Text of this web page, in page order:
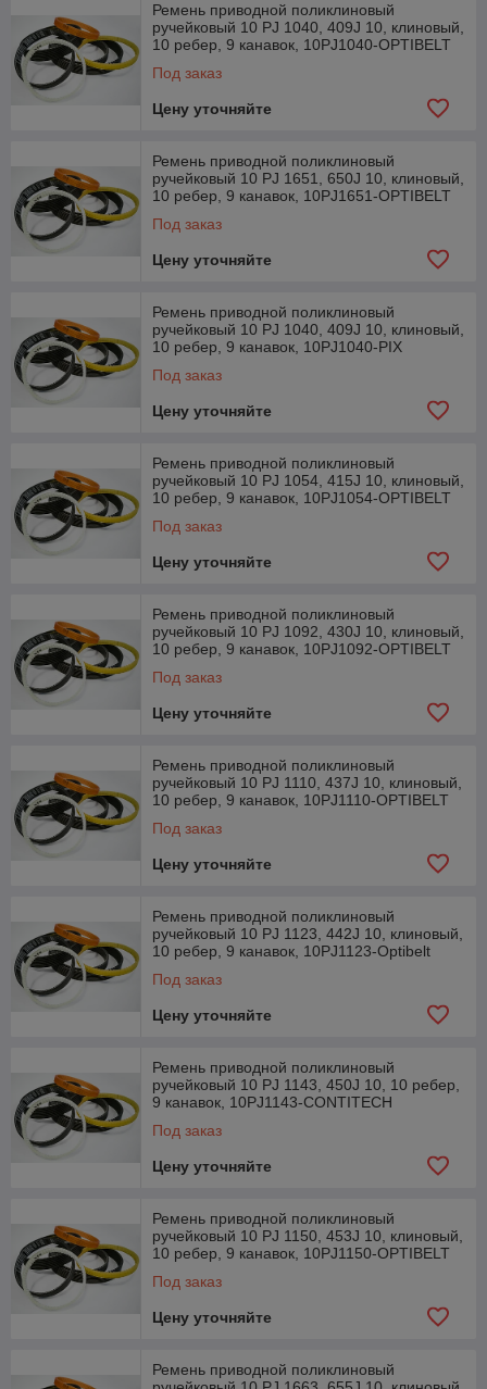
Ремень приводной поликлиновый
ручейковый 10 PJ 1040, 409J 10, клиновый,
10 ребер, 9 канавок, 10PJ1040-OPTIBELT
Под заказ
Цену уточняйте
Ремень приводной поликлиновый
ручейковый 10 PJ 1651, 650J 10, клиновый,
10 ребер, 9 канавок, 10PJ1651-OPTIBELT
Под заказ
Цену уточняйте
Ремень приводной поликлиновый
ручейковый 10 PJ 1040, 409J 10, клиновый,
10 ребер, 9 канавок, 10PJ1040-PIX
Под заказ
Цену уточняйте
Ремень приводной поликлиновый
ручейковый 10 PJ 1054, 415J 10, клиновый,
10 ребер, 9 канавок, 10PJ1054-OPTIBELT
Под заказ
Цену уточняйте
Ремень приводной поликлиновый
ручейковый 10 PJ 1092, 430J 10, клиновый,
10 ребер, 9 канавок, 10PJ1092-OPTIBELT
Под заказ
Цену уточняйте
Ремень приводной поликлиновый
ручейковый 10 PJ 1110, 437J 10, клиновый,
10 ребер, 9 канавок, 10PJ1110-OPTIBELT
Под заказ
Цену уточняйте
Ремень приводной поликлиновый
ручейковый 10 PJ 1123, 442J 10, клиновый,
10 ребер, 9 канавок, 10PJ1123-Optibelt
Под заказ
Цену уточняйте
Ремень приводной поликлиновый
ручейковый 10 PJ 1143, 450J 10, 10 ребер,
9 канавок, 10PJ1143-CONTITECH
Под заказ
Цену уточняйте
Ремень приводной поликлиновый
ручейковый 10 PJ 1150, 453J 10, клиновый,
10 ребер, 9 канавок, 10PJ1150-OPTIBELT
Под заказ
Цену уточняйте
Ремень приводной поликлиновый